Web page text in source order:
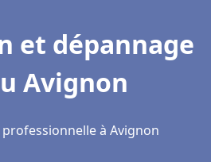
et dépannage
Avignon
à Avignon